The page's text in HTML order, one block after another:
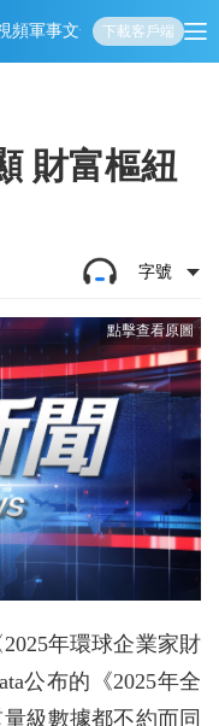
頻軍事文化 娛樂生活教育體
下載客戶端
財富樞紐
字號
年環球企業家財
公布的《2025年全
級數據都不約而同